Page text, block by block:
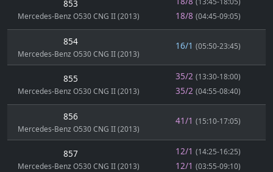
853
Mercedes-Benz O530 CNG II (2013) 18/8 (04:45-09:05)
854
Mercedes-Benz O530 CNG II (2013)
16/1 (05:50-23:45)
855
Mercedes-Benz O530 CNG II (2013)
35/2 (13:30-18:00)
35/2 (04:55-08:40)
856
Mercedes-Benz O530 CNG II (2013)
41/1 (15:10-17:05)
857
Mercedes-Benz O530 CNG II (2013)
12/1 (14:25-16:25)
12/1 (03:55-09:10)